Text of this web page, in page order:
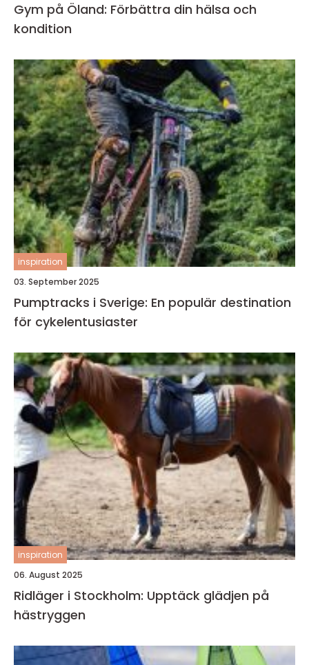
Gym på Öland: Förbättra din hälsa och
kondition
inspiration
03. September 2025
Pumptracks i Sverige: En populär destination
för cykelentusiaster
inspiration
06. August 2025
Ridläger i Stockholm: Upptäck glädjen på
hästryggen